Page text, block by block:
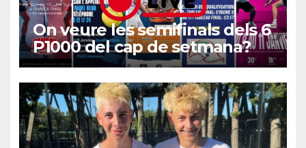
On veure les semifinals dels 6
P1000 del cap de setmana?